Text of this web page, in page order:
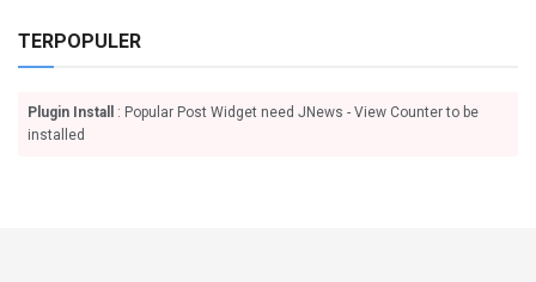
TERPOPULER
Plugin Install
: Popular Post Widget need JNews - View Counter to be
installed